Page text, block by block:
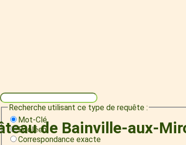
Recherche utilisant ce type de requête :
Mot-Clé
Booléen
Correspondance exacte
de Bainville-aux-